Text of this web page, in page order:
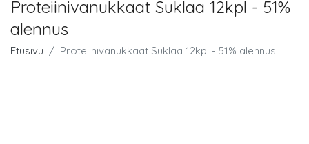
Proteiinivanukkaat Suklaa 12kpl - 51%
alennus
Etusivu Proteiinivanukkaat Suklaa 12kpl - 51% alennus